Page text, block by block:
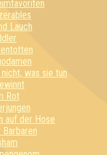
Lauch
was sie tun
Rot
auf der Hose
Barbaren